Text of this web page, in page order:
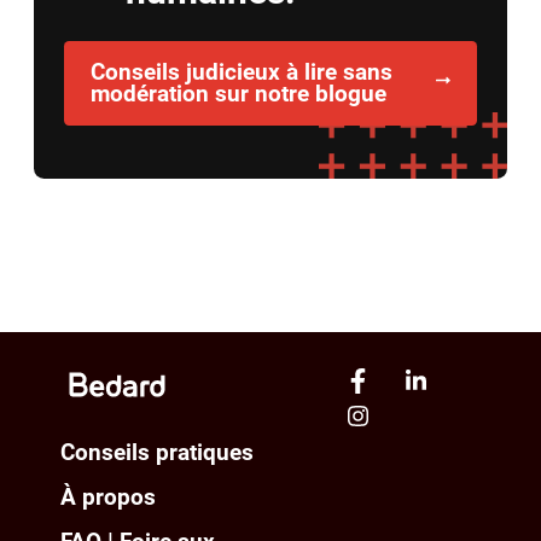
Conseils judicieux à lire sans
modération sur notre blogue
Conseils pratiques
À propos